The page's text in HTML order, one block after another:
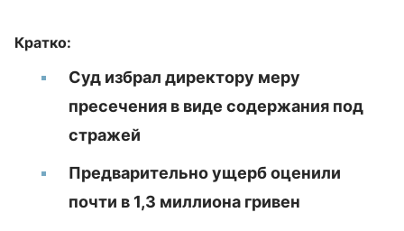
Кратко:
Суд избрал директору меру
пресечения в виде содержания под
стражей
Предварительно ущерб оценили
почти в 1,3 миллиона гривен